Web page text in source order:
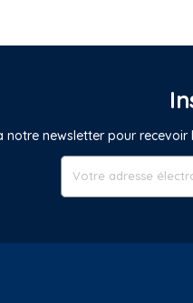
notre newsletter pour